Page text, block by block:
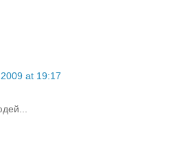
at 19:17